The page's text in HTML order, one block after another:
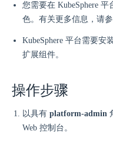
您需要在 KubeSphere 平
色。有关更多信息，请
KubeSphere 平台需要安
扩展组件。
操作步骤
以具有 platform-admin
Web 控制台。